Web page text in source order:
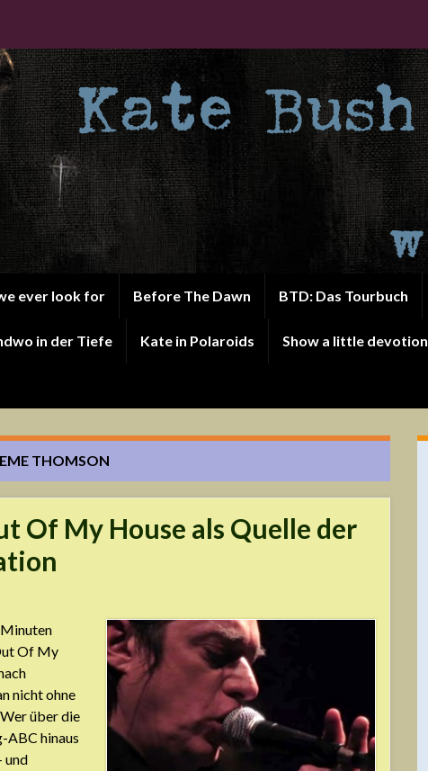
ever look for Before The Dawn BTD: Das Tourbuch
in der Tiefe Kate in Polaroids Show a little devotion
THOMSON
Of My House als Quelle der
Of My
nicht ohne
über die
ABC hinaus
und